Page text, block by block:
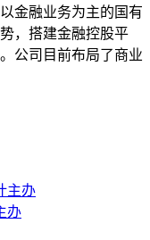
金融业务为主的国有
，搭建金融控股平
公司目前布局了商业
办